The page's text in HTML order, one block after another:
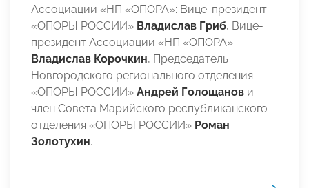
Ассоциации «НП «ОПОРА»: Вице-президент
«ОПОРЫ РОССИИ» Владислав Гриб, Вице-
президент Ассоциации «НП «ОПОРА»
Владислав Корочкин, Председатель
Новгородского регионального отделения
«ОПОРЫ РОССИИ» Андрей Голощанов и
член Совета Марийского республиканского
отделения «ОПОРЫ РОССИИ» Роман
Золотухин.